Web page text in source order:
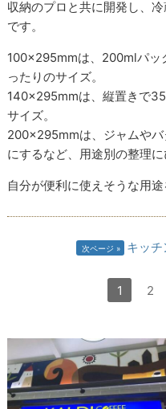
収納のプロと共に開発し、
です。
100×295mmは、200mlパッ
ったりのサイズ。
140×295mmは、縦置きで
サイズ。
200×295mmは、ジャムや
にするなど、用途別の整理に
自分が便利に使えそうな用
次ページ キッチ
1 2